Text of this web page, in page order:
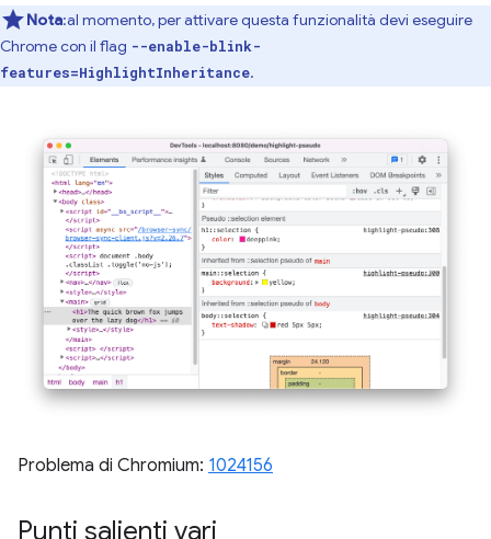
Nota:al momento, per attivare questa funzionalità devi eseguire
Chrome con il flag --enable-blink-
features=HighlightInheritance.
Problema di Chromium: 1024156
Punti salienti vari